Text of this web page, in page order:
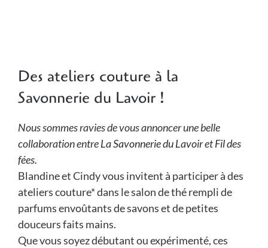
Des ateliers couture à la
Savonnerie du Lavoir !
Nous sommes ravies de vous annoncer une belle
collaboration entreLa Savonnerie du LavoiretFil des
fées.
Blandine et Cindy vous invitent à participer à des
ateliers couture* dans le salon de thé rempli de
parfums envoûtants de savons et de petites
douceurs faits mains.
Que vous soyez débutant ou expérimenté, ces